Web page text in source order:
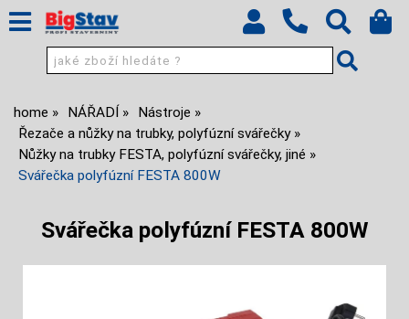
home NÁŘADÍ
Nástroje
Řezače a nůžky na trubky, polyfúzní svářečky
Nůžky na trubky FESTA, polyfúzní svářečky, jiné
Svářečka polyfúzní FESTA 800W
Svářečka polyfúzní FESTA 800W